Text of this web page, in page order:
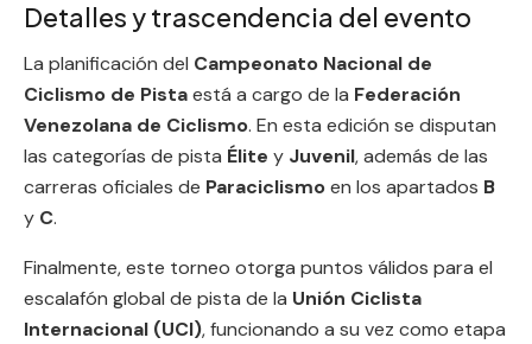
Detalles y trascendencia del evento
La planificación del Campeonato Nacional de
Ciclismo de Pistaestá a cargo de la Federación
Venezolana de Ciclismo. En esta edición se disputan
las categorías de pista Élite y Juvenil, además de las
carreras oficiales de Paraciclismoen los apartados B
y C.
Finalmente, este torneo otorga puntos válidos para el
escalafón global de pista de la Unión Ciclista
Internacional (UCI), funcionando a su vez como etapa